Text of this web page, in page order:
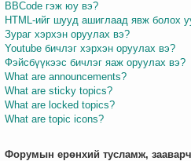
BBCode гэж юу вэ?
HTML-ийг шууд ашиглаад явж болох
Зураг хэрхэн оруулах вэ?
Youtube бичлэг хэрхэн оруулах вэ?
Фэйсбүүкээс бичлэг яаж оруулах вэ?
What are announcements?
What are sticky topics?
What are locked topics?
What are topic icons?
Форумын ерөнхий тусламж,